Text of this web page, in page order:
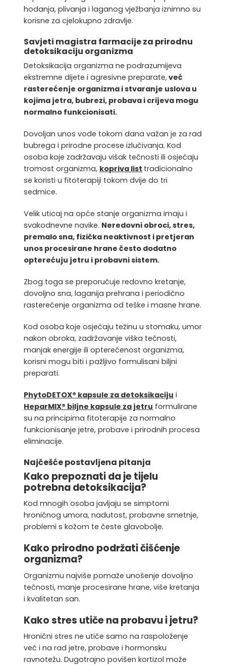
hodanja, plivanja i laganog vježbanja iznimno su
korisne za cjelokupno zdravlje.
Savjeti magistra farmacije za prirodnu
detoksikaciju organizma
Detoksikacija organizma ne podrazumijeva
ekstremne dijete i agresivne preparate,već
rasterećenje organizma i stvaranje uslova u
kojima jetra, bubrezi, probava i crijeva mogu
normalno funkcionisati.
Dovoljan unos vode tokom dana važan je za rad
bubrega i prirodne procese izlučivanja. Kod
osoba koje zadržavaju višak tečnosti ili osjećaju
tromost organizma, kopriva list tradicionalno
se koristi u fitoterapiji tokom dvije do tri
sedmice.
Velik uticaj na opće stanje organizma imaju i
svakodnevne navike. Neredovni obroci, stres,
premalo sna, fizička neaktivnost i pretjeran
unos procesirane hrane često dodatno
opterećuju jetru i probavni sistem.
Zbog toga se preporučuje redovno kretanje,
dovoljno sna, laganija prehrana i periodično
rasterećenje organizma od teške i masne hrane.
Kod osoba koje osjećaju težinu u stomaku, umor
nakon obroka, zadržavanje viška tečnosti,
manjak energije ili opterećenost organizma,
korisni mogu biti i pažljivo formulisani biljni
preparati.
PhytoDETOX® kapsule za detoksikaciju i
HeparMIX® biljne kapsule za jetru formulirane
su na principima fitoterapije za normalno
funkcionisanje jetre, probave i prirodnih procesa
eliminacije.
Najčešće postavljena pitanja
Kako prepoznati da je tijelu
potrebna detoksikacija?
Kod mnogih osoba javljaju se simptomi
hroničnog umora, nadutost, probavne smetnje,
problemi s kožom te česte glavobolje.
Kako prirodno podržati čišćenje
organizma?
Organizmu najviše pomaže unošenje dovoljno
tečnosti, manje procesirane hrane, više kretanja
i kvalitetan san.
Kako stres utiče na probavu i jetru?
Hronični stres ne utiče samo na raspoloženje
već i na rad jetre, probave i hormonsku
ravnotežu. Dugotrajno povišen kortizol može